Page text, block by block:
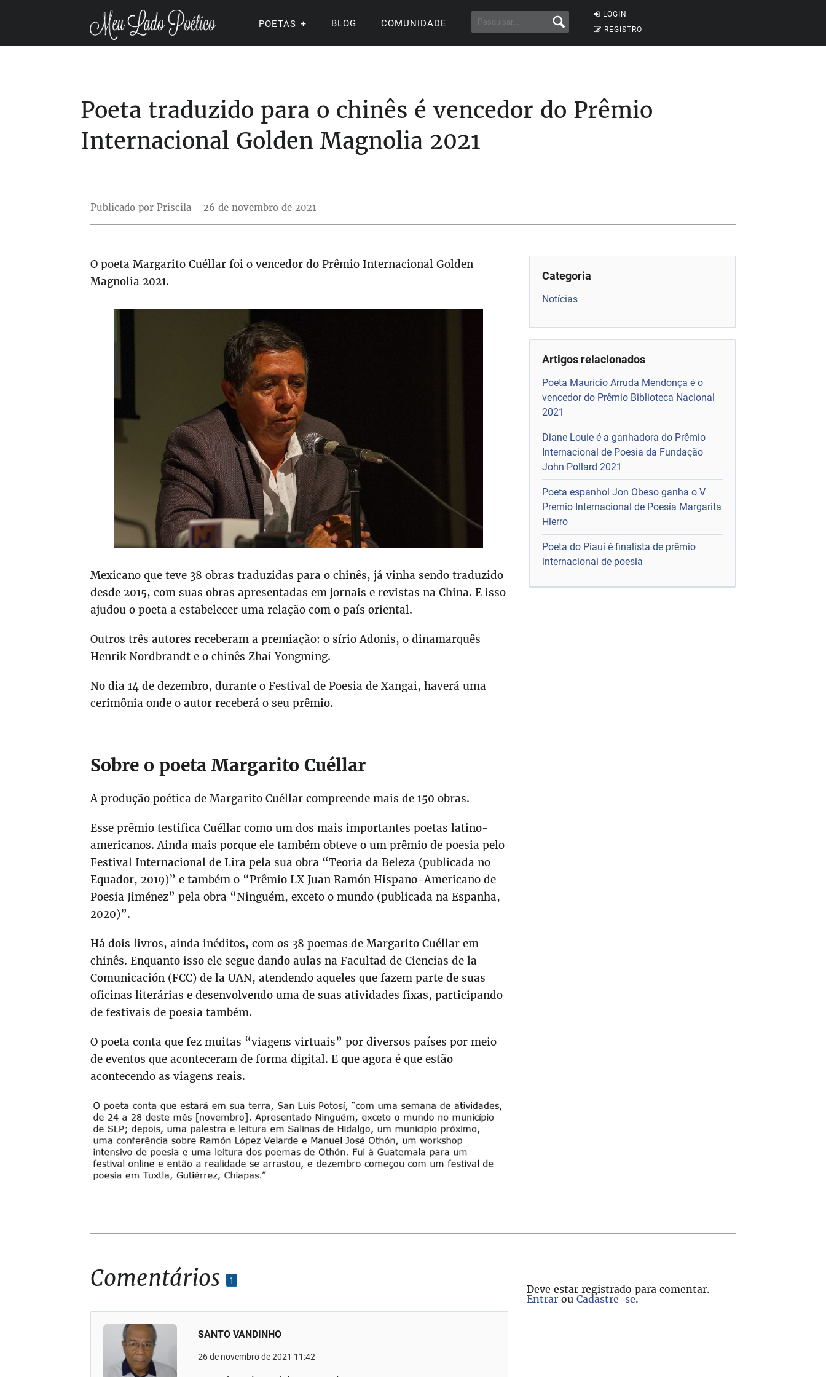
LOGIN
REGISTRO
POETAS BLOG COMUNIDADE
Poeta traduzido para o chinês é vencedor do Prêmio
Internacional Golden Magnolia 2021
Publicado por Priscila - 26 de novembro de 2021
O poeta Margarito Cuéllar foi o vencedor do Prêmio Internacional Golden
Magnolia 2021.
Mexicano que teve 38 obras traduzidas para o chinês, já vinha sendo traduzido
desde 2015, com suas obras apresentadas em jornais e revistas na China. E isso
ajudou o poeta a estabelecer uma relação com o país oriental.
Outros três autores receberam a premiação: o sírio Adonis, o dinamarquês
Henrik Nordbrandt e o chinês Zhai Yongming.
No dia 14 de dezembro, durante o Festival de Poesia de Xangai, haverá uma
cerimônia onde o autor receberá o seu prêmio.
Sobre o poeta Margarito Cuéllar
A produção poética de Margarito Cuéllar compreende mais de 150 obras.
Esse prêmio testifica Cuéllar como um dos mais importantes poetas latino-
americanos. Ainda mais porque ele também obteve o um prêmio de poesia pelo
Festival Internacional de Lira pela sua obra “Teoria da Beleza (publicada no
Equador, 2019)” e também o “Prêmio LX Juan Ramón Hispano-Americano de
Poesia Jiménez” pela obra “Ninguém, exceto o mundo (publicada na Espanha,
2020)”.
Há dois livros, ainda inéditos, com os 38 poemas de Margarito Cuéllar em
chinês. Enquanto isso ele segue dando aulas na Facultad de Ciencias de la
Comunicación (FCC) de la UAN, atendendo aqueles que fazem parte de suas
oficinas literárias e desenvolvendo uma de suas atividades fixas, participando
de festivais de poesia também.
O poeta conta que fez muitas “viagens virtuais” por diversos países por meio
de eventos que aconteceram de forma digital. E que agora é que estão
acontecendo as viagens reais.
Categoria
Notícias
Artigos relacionados
Poeta Maurício Arruda Mendonça é o
vencedor do Prêmio Biblioteca Nacional
2021
Diane Louie é a ganhadora do Prêmio
Internacional de Poesia da Fundação
John Pollard 2021
Poeta espanhol Jon Obeso ganha o V
Premio Internacional de Poesía Margarita
Hierro
Poeta do Piauí é finalista de prêmio
internacional de poesia
Comentários 1
SANTO VANDINHO
26 de novembro de 2021 11:42
Deve estar registrado para comentar.
Entrar ouCadastre-se.